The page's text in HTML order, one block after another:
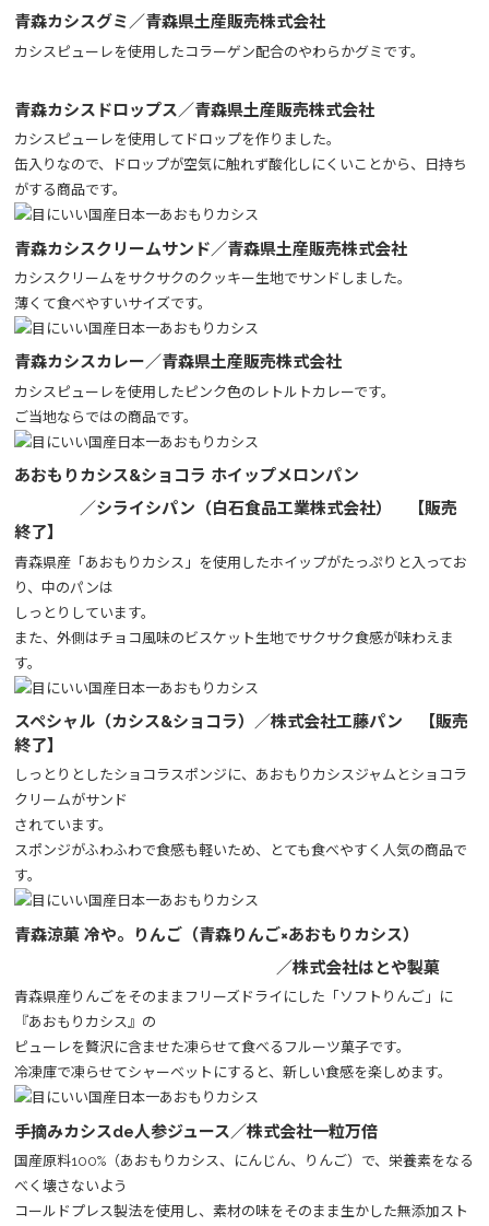
青森カシスグミ／青森県土産販売株式会社
カシスピューレを使用したコラーゲン配合のやわらかグミです。
青森カシスドロップス／青森県土産販売株式会社
カシスピューレを使用してドロップを作りました。
缶入りなので、ドロップが空気に触れず酸化しにくいことから、日持ち
がする商品です。
青森カシスクリームサンド／青森県土産販売株式会社
カシスクリームをサクサクのクッキー生地でサンドしました。
薄くて食べやすいサイズです。
青森カシスカレー／青森県土産販売株式会社
カシスピューレを使用したピンク色のレトルトカレーです。
ご当地ならではの商品です。
あおもりカシス&ショコラ ホイップメロンパン
／シライシパン（白石食品工業株式会社） 【販売
終了】
青森県産「あおもりカシス」を使用したホイップがたっぷりと入ってお
り、中のパンは
しっとりしています。
また、外側はチョコ風味のビスケット生地でサクサク食感が味わえま
す。
スペシャル（カシス&ショコラ）／株式会社工藤パン 【販売
終了】
しっとりとしたショコラスポンジに、あおもりカシスジャムとショコラ
クリームがサンド
されています。
スポンジがふわふわで食感も軽いため、とても食べやすく人気の商品で
す。
青森涼菓 冷や。りんご（青森りんご×あおもりカシス）
／株式会社はとや製菓
青森県産りんごをそのままフリーズドライにした「ソフトりんご」に
『あおもりカシス』の
ピューレを贅沢に含ませた凍らせて食べるフルーツ菓子です。
冷凍庫で凍らせてシャーベットにすると、新しい食感を楽しめます。
手摘みカシスde人参ジュース／株式会社一粒万倍
国産原料100%（あおもりカシス、にんじん、りんご）で、栄養素をなる
べく壊さないよう
コールドプレス製法を使用し、素材の味をそのまま生かした無添加スト